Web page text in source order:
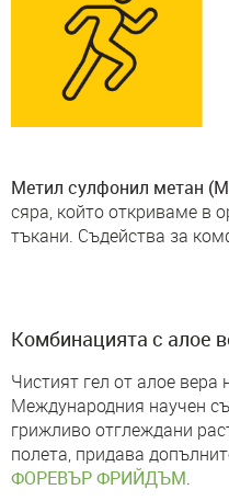
Метил сулфонил метан
сяра, който откриваме в
тъкани. Съдейства за
Комбинацията с алое
Чистият гел от алое
Международния научен
грижливо отглеждани
полета, придава
ФОРЕВЪР ФРИЙДЪМ.